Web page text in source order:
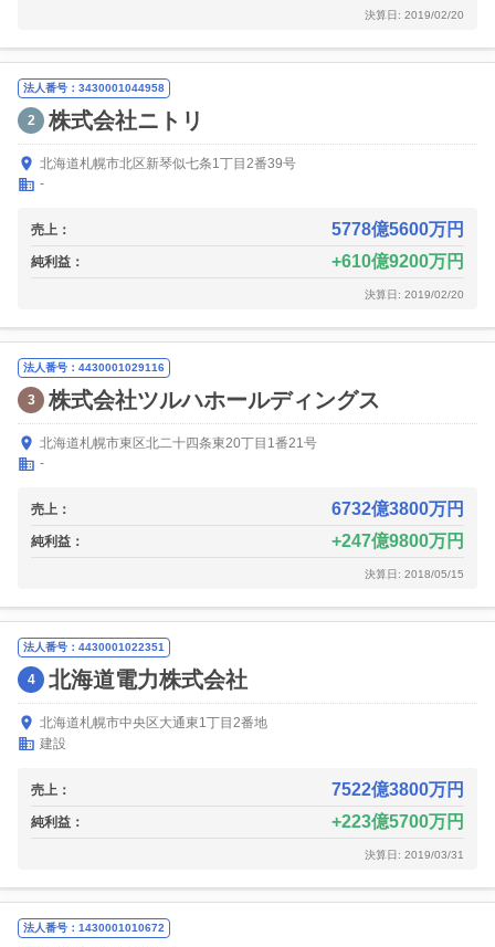
決算日: 2019/02/20
法人番号：3430001044958
2 株式会社ニトリ
北海道札幌市北区新琴似七条1丁目2番39号
-
売上： 5778億5600万円
純利益： 610億9200万円
決算日: 2019/02/20
法人番号：4430001029116
3 株式会社ツルハホールディングス
北海道札幌市東区北二十四条東20丁目1番21号
-
売上： 6732億3800万円
純利益： 247億9800万円
決算日: 2018/05/15
法人番号：4430001022351
4 北海道電力株式会社
北海道札幌市中央区大通東1丁目2番地
建設
売上： 7522億3800万円
純利益： 223億5700万円
決算日: 2019/03/31
法人番号：1430001010672